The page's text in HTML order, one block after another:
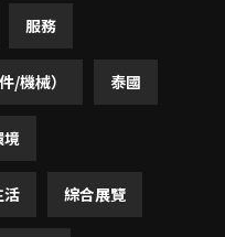
服務
/機械） 泰國
境
活 綜合展覽